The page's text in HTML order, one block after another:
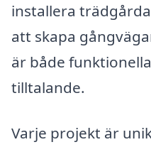
installera
att skapa
är både
tilltalande.
Varje projekt är